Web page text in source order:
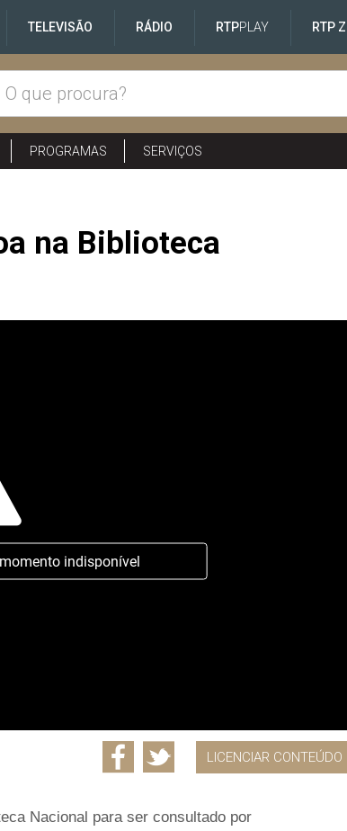
TELEVISÃO RÁDIO RTPPLAY RTP
PROGRAMAS SERVIÇOS
na Biblioteca
indisponível
LICENCIAR CONTEÚDO
Nacional para ser consultado por